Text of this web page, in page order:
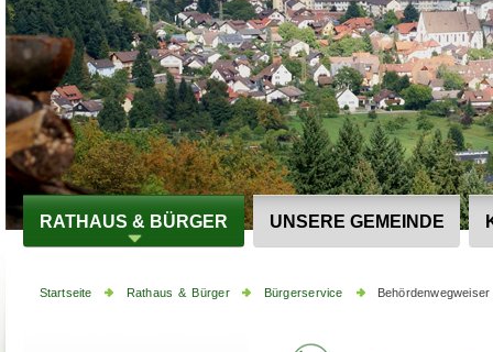
RATHAUS & BÜRGER UNSERE GEMEINDE
Startseite Rathaus & Bürger Bürgerservice